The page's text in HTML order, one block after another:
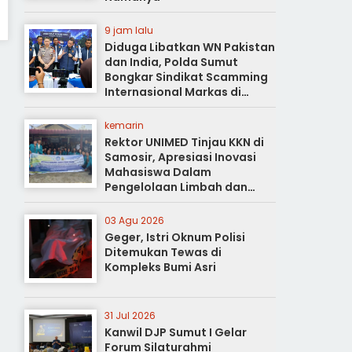
9 jam lalu
Diduga Libatkan WN Pakistan
dan India, Polda Sumut
Bongkar Sindikat Scamming
Internasional Markas di
Apartemen Podomoro
kemarin
Rektor UNIMED Tinjau KKN di
Samosir, Apresiasi Inovasi
Mahasiswa Dalam
Pengelolaan Limbah dan
Pertanian Ramah Lingkungan
03 Agu 2026
Geger, Istri Oknum Polisi
Ditemukan Tewas di
Kompleks Bumi Asri
31 Jul 2026
Kanwil DJP Sumut I Gelar
Forum Silaturahmi